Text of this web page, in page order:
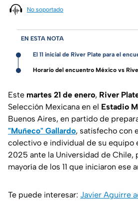
No soportado
EN ESTA NOTA
El 11 inicial de River Plate para el
Horario del encuentro México vs
Este martes 21 de enero, River
Selección Mexicana en el Estadio
Buenos Aires, en partido de
"Muñeco" Gallardo, satisfecho con
colectivo e individual de su equipo
2025 ante la Universidad de Chile,
mayoría de los 11 que iniciaron ese
Te puede interesar: Javier Aguirre